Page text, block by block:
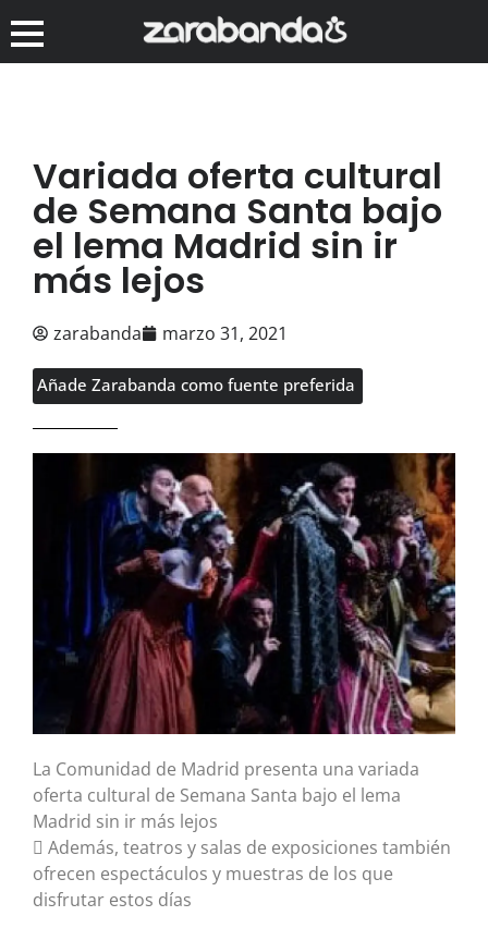
Variada oferta cultural
de Semana Santa bajo
el lema Madrid sin ir
más lejos
zarabanda marzo 31, 2021
Añade Zarabanda como fuente preferida
La Comunidad de Madrid presenta una variada
oferta cultural de Semana Santa bajo el lema
Madrid sin ir más lejos
 Además, teatros y salas de exposiciones también
ofrecen espectáculos y muestras de los que
disfrutar estos días